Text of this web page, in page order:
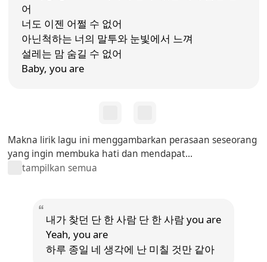
어
너도 이젠 어쩔 수 없어
아닌척하는 너의 말투와 눈빛에서 느껴
설레는 맘 숨길 수 없어
Baby, you are
Makna lirik lagu ini menggambarkan perasaan seseorang
yang ingin membuka hati dan mendapat...
tampilkan semua
내가 찾던 단 한 사람 단 한 사람 you are
Yeah, you are
하루 종일 네 생각에 난 미칠 것만 같아